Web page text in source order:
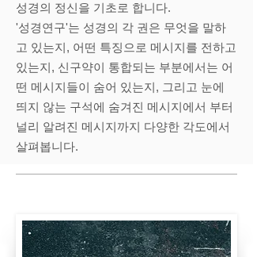
성경의 정신을 기초로 합니다.
'성경연구'는 성경의 각 권은 무엇을 말하
고 있는지, 어떤 특징으로 메시지를 전하고
있는지, 신구약이 통합되는 부분에서는 어
떤 메시지들이 숨어 있는지, 그리고 눈에
띄지 않는 구석에 숨겨진 메시지에서 부터
널리 알려진 메시지까지 다양한 각도에서
살펴봅니다.